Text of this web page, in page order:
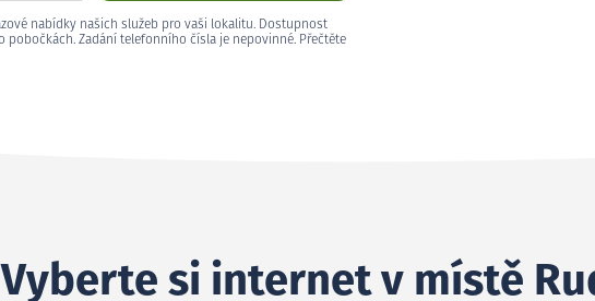
nabídky našich služeb pro vaši lokalitu. Dostupnost
pobočkách. Zadání telefonního čísla je nepovinné. Přečtěte
Vyberte si internet v místě